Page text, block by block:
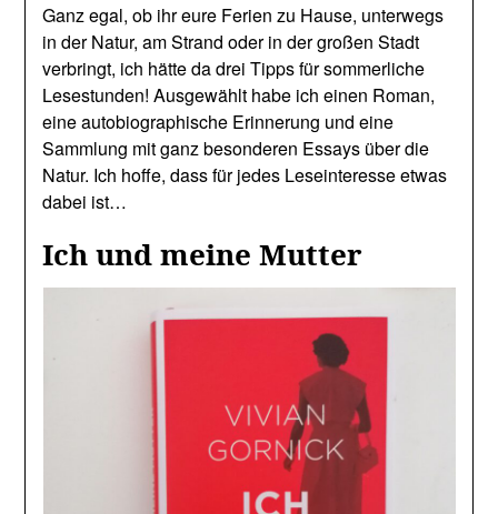
Ganz egal, ob ihr eure Ferien zu Hause, unterwegs
in der Natur, am Strand oder in der großen Stadt
verbringt, ich hätte da drei Tipps für sommerliche
Lesestunden! Ausgewählt habe ich einen Roman,
eine autobiographische Erinnerung und eine
Sammlung mit ganz besonderen Essays über die
Natur. Ich hoffe, dass für jedes Leseinteresse etwas
dabei ist…
Ich und meine Mutter